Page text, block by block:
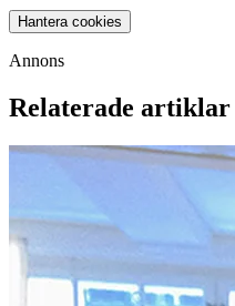
Hantera cookies
Annons
Relaterade artiklar